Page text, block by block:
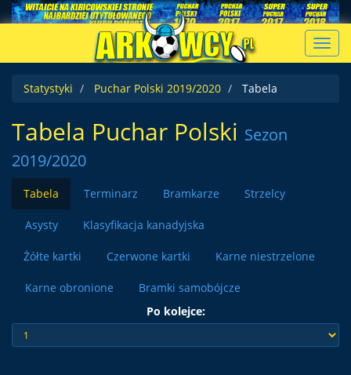
Statystyki
Puchar Polski 2019/2020 Tabela
Tabela Puchar Polski Sezon
2019/2020
Tabela Terminarz Bramkarze Strzelcy
Asysty Klasyfikacja kanadyjska
Żółte kartki Czerwone kartki Karne niestrzelone
Karne obronione
Bramki samobójcze
Po kolejce: